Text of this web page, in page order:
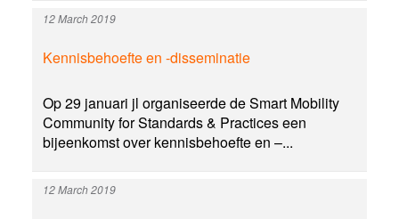
12 March 2019
Kennisbehoefte en -disseminatie
Op 29 januari jl organiseerde de Smart Mobility
Community for Standards & Practices een
bijeenkomst over kennisbehoefte en –...
12 March 2019